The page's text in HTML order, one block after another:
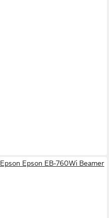
Epson Epson EB-760Wi Beamer